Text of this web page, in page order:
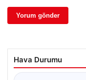
Hava Durumu